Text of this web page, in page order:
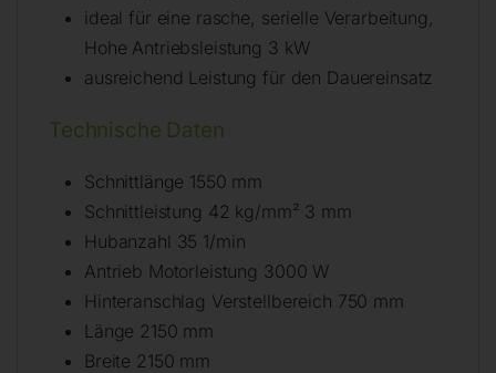
ideal für eine rasche, serielle Verarbeitung,
Hohe Antriebsleistung 3 kW
ausreichend Leistung für den Dauereinsatz
Technische Daten
Schnittlänge 1550 mm
Schnittleistung 42 kg/mm² 3 mm
Hubanzahl 35 1/min
Antrieb Motorleistung 3000 W
Hinteranschlag Verstellbereich 750 mm
Länge 2150 mm
Breite 2150 mm